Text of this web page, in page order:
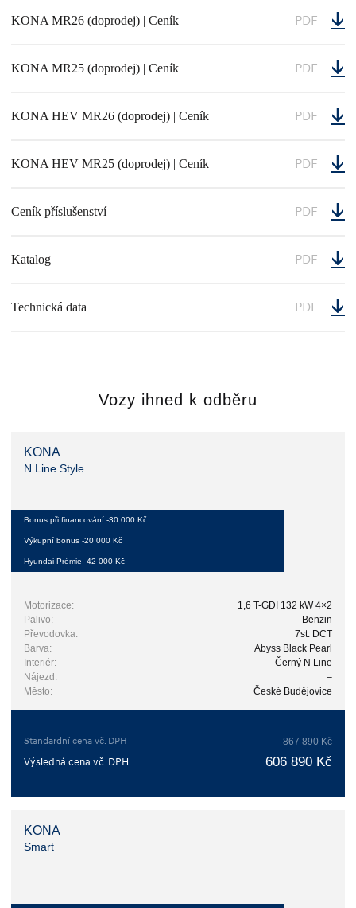
KONA MR26 (doprodej) | Ceník PDF
KONA MR25 (doprodej) | Ceník PDF
KONA HEV MR26 (doprodej) | Ceník PDF
KONA HEV MR25 (doprodej) | Ceník PDF
Ceník příslušenství PDF
Katalog PDF
Technická data PDF
Vozy ihned k odběru
KONA
N Line Style
Bonus při financování -30 000 Kč
Výkupní bonus -20 000 Kč
Hyundai Prémie -42 000 Kč
Motorizace:
1,6 T-GDI 132 kW 4×2
Palivo:
Benzin
Převodovka:
7st. DCT
Barva:
Abyss Black Pearl
Interiér:
Černý N Line
Nájezd:
–
Město:
České Budějovice
Standardní cena vč. DPH 867 890 Kč
Výsledná cena vč. DPH 606 890 Kč
KONA
Smart